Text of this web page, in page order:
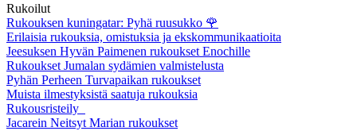
Rukoilut
Rukouksen kuningatar: Pyhä ruusukko 🌹
Erilaisia rukouksia, omistuksia ja ekskommunikaatioita
Jeesuksen Hyvän Paimenen rukoukset Enochille
Rukoukset Jumalan sydämien valmistelusta
Pyhän Perheen Turvapaikan rukoukset
Muista ilmestyksistä saatuja rukouksia
Rukousristeily
Jacarein Neitsyt Marian rukoukset